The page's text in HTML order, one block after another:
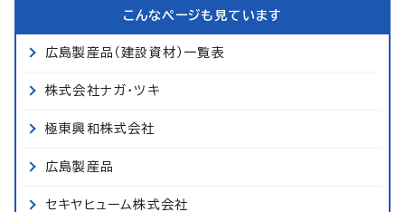
こんなページも見ています
広島製産品（建設資材）一覧表
株式会社ナガ・ツキ
極東興和株式会社
広島製産品
セキヤヒューム株式会社